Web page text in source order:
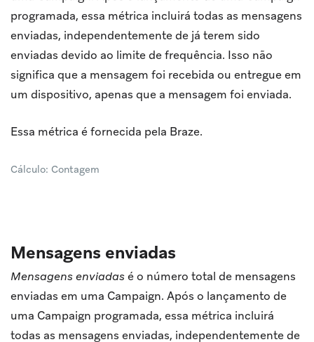
programada, essa métrica incluirá todas as mensagens
enviadas, independentemente de já terem sido
enviadas devido ao limite de frequência. Isso não
significa que a mensagem foi recebida ou entregue em
um dispositivo, apenas que a mensagem foi enviada.
Essa métrica é fornecida pela Braze.
Cálculo: Contagem
Mensagens enviadas
Mensagens enviadasé o número total de mensagens
enviadas em uma Campaign. Após o lançamento de
uma Campaign programada, essa métrica incluirá
todas as mensagens enviadas, independentemente de